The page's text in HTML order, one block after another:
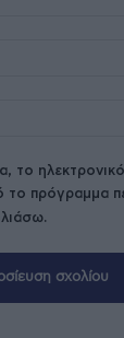
το
πρόγραμμα